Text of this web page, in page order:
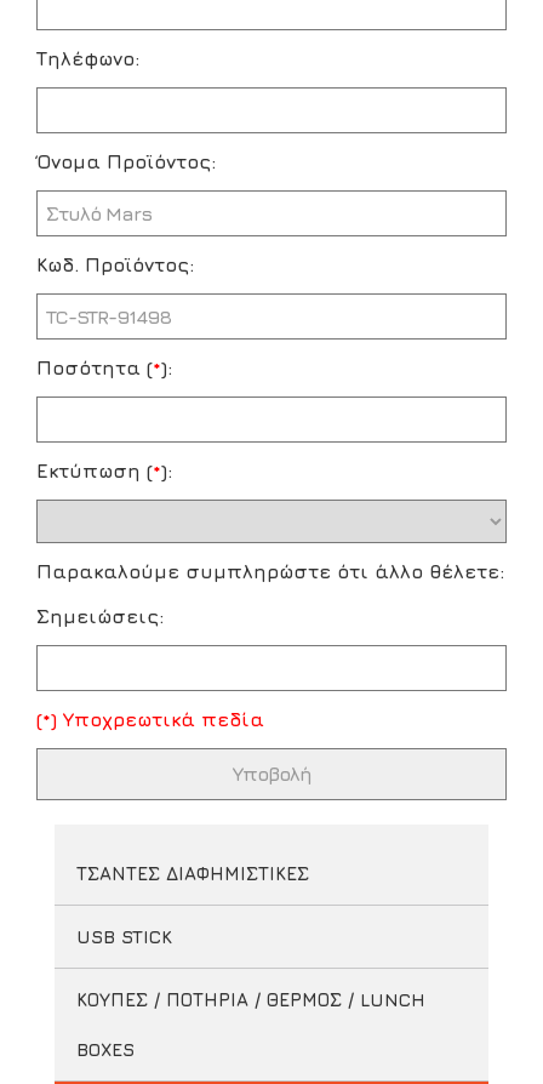
Τηλέφωνο:
Όνομα Προϊόντος:
Κωδ. Προϊόντος:
Ποσότητα (*):
Εκτύπωση (*):
Παρακαλούμε συμπληρώστε ότι άλλο θέλετε:
Σημειώσεις:
(*) Υποχρεωτικά πεδία
ΤΣΑΝΤΕΣ ΔΙΑΦΗΜΙΣΤΙΚΕΣ
USB STICK
ΚΟΥΠΕΣ / ΠΟΤΗΡΙΑ / ΘΕΡΜΟΣ / LUNCH
BOXES